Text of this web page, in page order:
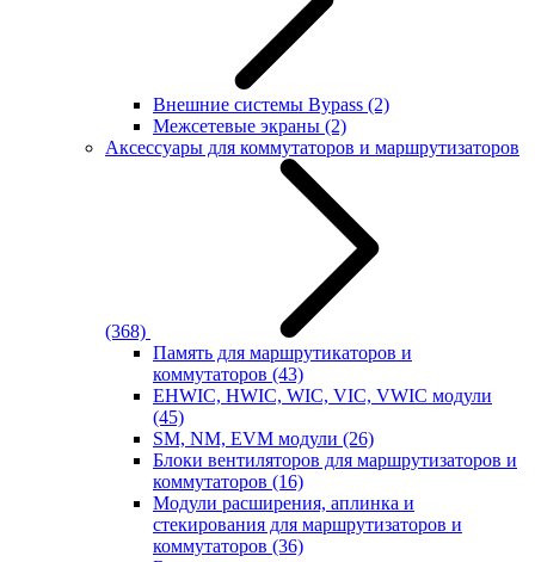
Внешние системы Bypass (2)
Межсетевые экраны (2)
Аксессуары для коммутаторов и маршрутизаторов
(368)
Память для маршрутикаторов и
коммутаторов (43)
EHWIC, HWIC, WIC, VIC, VWIC модули
(45)
SM, NM, EVM модули (26)
Блоки вентиляторов для маршрутизаторов и
коммутаторов (16)
Модули расширения, аплинка и
стекирования для маршрутизаторов и
коммутаторов (36)